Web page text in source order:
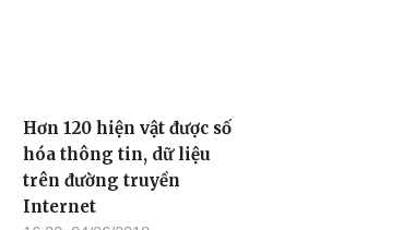
Hơn 120 hiện vật được số
hóa thông tin, dữ liệu
trên đường truyền
Internet